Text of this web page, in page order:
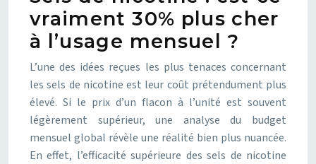
vraiment 30% plus cher
à l’usage mensuel ?
L’une des idées reçues les plus tenaces concernant
les sels de nicotine est leur coût prétendument plus
élevé. Si le prix d’un flacon à l’unité est souvent
légèrement supérieur, une analyse du budget
mensuel global révèle une réalité bien plus nuancée.
En effet, l’efficacité supérieure des sels de nicotine